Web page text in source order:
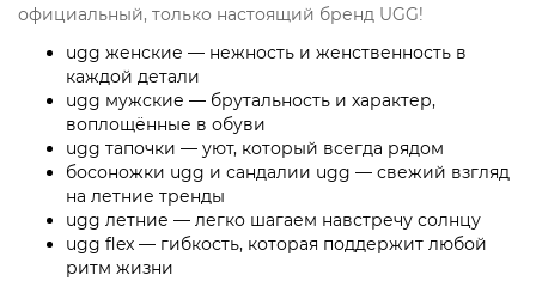
официальный, только настоящий бренд UGG!
ugg женские — нежность и женственность в
каждой детали
ugg мужские — брутальность и характер,
воплощённые в обуви
ugg тапочки — уют, который всегда рядом
босоножки ugg и сандалии ugg — свежий взгляд
на летние тренды
ugg летние — легко шагаем навстречу солнцу
ugg flex — гибкость, которая поддержит любой
ритм жизни